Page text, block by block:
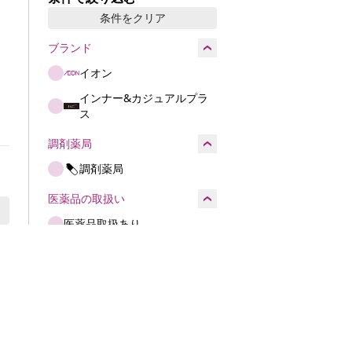
条件をクリア
ブランド
イオン
インナー&カジュアルプラ
ス
調剤薬局
調剤薬局
医薬品の取扱い
医薬品取扱あり